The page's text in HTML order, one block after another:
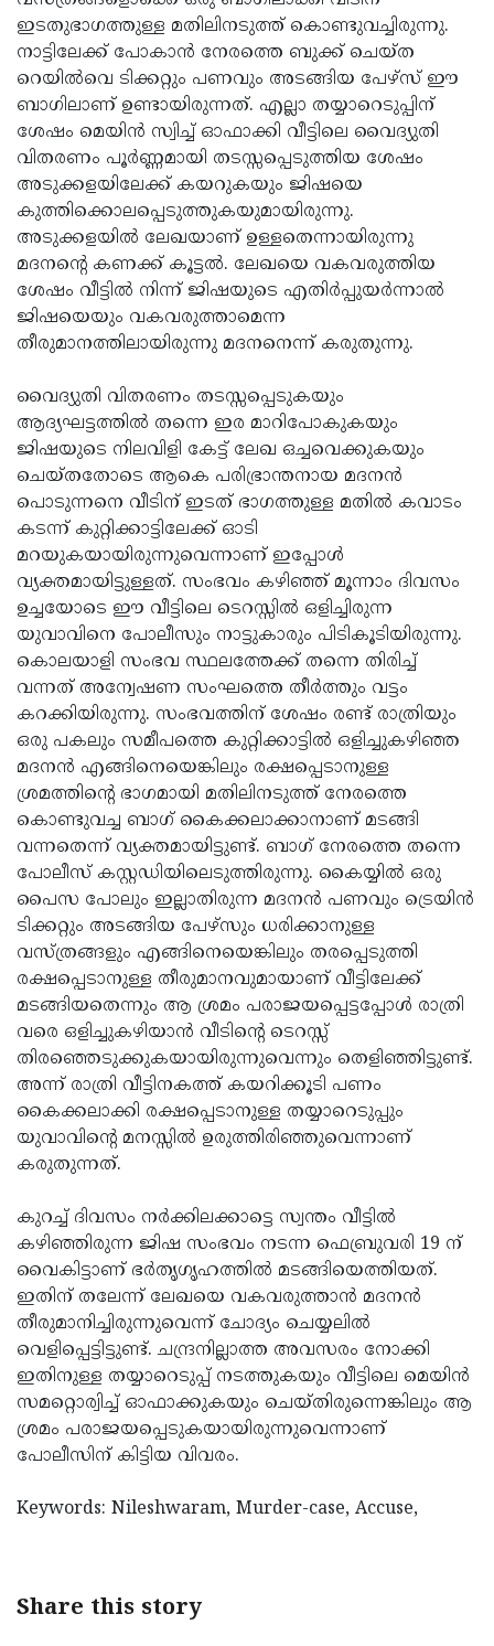
ഇടതുഭാഗത്തുള്ള മതിലിനടുത്ത് കൊണ്ടുവച്ചിരുന്നു.
നാട്ടിലേക്ക് പോകാന്‍ നേരത്തെ ബുക്ക് ചെയ്ത
റെയില്‍വെ ടിക്കറ്റും പണവും അടങ്ങിയ പേഴ്‌സ് ഈ
ബാഗിലാണ് ഉണ്ടായിരുന്നത്. എല്ലാ തയ്യാറെടുപ്പിന്
ശേഷം മെയിന്‍ സ്വിച്ച് ഓഫാക്കി വീട്ടിലെ വൈദ്യുതി
വിതരണം പൂര്‍ണ്ണമായി തടസ്സപ്പെടുത്തിയ ശേഷം
അടുക്കളയിലേക്ക് കയറുകയും ജിഷയെ
കുത്തിക്കൊലപ്പെടുത്തുകയുമായിരുന്നു.
അടുക്കളയില്‍ ലേഖയാണ് ഉള്ളതെന്നായിരുന്നു
മദനന്റെ കണക്ക് കൂട്ടല്‍. ലേഖയെ വകവരുത്തിയ
ശേഷം വീട്ടില്‍ നിന്ന് ജിഷയുടെ എതിര്‍പ്പുയര്‍ന്നാല്‍
ജിഷയെയും വകവരുത്താമെന്ന
തീരുമാനത്തിലായിരുന്നു മദനനെന്ന് കരുതുന്നു.
വൈദ്യുതി വിതരണം തടസ്സപ്പെടുകയും
ആദ്യഘട്ടത്തില്‍ തന്നെ ഇര മാറിപോകുകയും
ജിഷയുടെ നിലവിളി കേട്ട് ലേഖ ഒച്ചവെക്കുകയും
ചെയ്തതോടെ ആകെ പരിഭ്രാന്തനായ മദനന്‍
പൊടുന്നനെ വീടിന് ഇടത് ഭാഗത്തുള്ള മതില്‍ കവാടം
കടന്ന് കുറ്റിക്കാട്ടിലേക്ക് ഓടി
മറയുകയായിരുന്നുവെന്നാണ് ഇപ്പോള്‍
വ്യക്തമായിട്ടുള്ളത്. സംഭവം കഴിഞ്ഞ് മൂന്നാം ദിവസം
ഉച്ചയോടെ ഈ വീട്ടിലെ ടെറസ്സില്‍ ഒളിച്ചിരുന്ന
യുവാവിനെ പോലീസും നാട്ടുകാരും പിടികൂടിയിരുന്നു.
കൊലയാളി സംഭവ സ്ഥലത്തേക്ക് തന്നെ തിരിച്ച്
വന്നത് അന്വേഷണ സംഘത്തെ തീര്‍ത്തും വട്ടം
കറക്കിയിരുന്നു. സംഭവത്തിന് ശേഷം രണ്ട് രാത്രിയും
ഒരു പകലും സമീപത്തെ കുറ്റിക്കാട്ടില്‍ ഒളിച്ചുകഴിഞ്ഞ
മദനന്‍ എങ്ങിനെയെങ്കിലും രക്ഷപ്പെടാനുള്ള
ശ്രമത്തിന്റെ ഭാഗമായി മതിലിനടുത്ത് നേരത്തെ
കൊണ്ടുവച്ച ബാഗ് കൈക്കലാക്കാനാണ് മടങ്ങി
വന്നതെന്ന് വ്യക്തമായിട്ടുണ്ട്. ബാഗ് നേരത്തെ തന്നെ
പോലീസ് കസ്റ്റഡിയിലെടുത്തിരുന്നു. കൈയ്യില്‍ ഒരു
പൈസ പോലും ഇല്ലാതിരുന്ന മദനന്‍ പണവും ട്രെയിന്‍
ടിക്കറ്റും അടങ്ങിയ പേഴ്‌സും ധരിക്കാനുള്ള
വസ്ത്രങ്ങളും എങ്ങിനെയെങ്കിലും തരപ്പെടുത്തി
രക്ഷപ്പെടാനുള്ള തീരുമാനവുമായാണ് വീട്ടിലേക്ക്
മടങ്ങിയതെന്നും ആ ശ്രമം പരാജയപ്പെട്ടപ്പോള്‍ രാത്രി
വരെ ഒളിച്ചുകഴിയാന്‍ വീടിന്റെ ടെറസ്സ്
തിരഞ്ഞെടുക്കുകയായിരുന്നുവെന്നും തെളിഞ്ഞിട്ടുണ്ട്.
അന്ന് രാത്രി വീട്ടിനകത്ത് കയറിക്കൂടി പണം
കൈക്കലാക്കി രക്ഷപ്പെടാനുള്ള തയ്യാറെടുപ്പും
യുവാവിന്റെ മനസ്സില്‍ ഉരുത്തിരിഞ്ഞുവെന്നാണ്
കരുതുന്നത്.
കുറച്ച് ദിവസം നര്‍ക്കിലക്കാട്ടെ സ്വന്തം വീട്ടില്‍
കഴിഞ്ഞിരുന്ന ജിഷ സംഭവം നടന്ന ഫെബ്രുവരി 19 ന്
വൈകിട്ടാണ് ഭര്‍തൃഗൃഹത്തില്‍ മടങ്ങിയെത്തിയത്.
ഇതിന് തലേന്ന് ലേഖയെ വകവരുത്താന്‍ മദനന്‍
തീരുമാനിച്ചിരുന്നുവെന്ന് ചോദ്യം ചെയ്യലില്‍
വെളിപ്പെട്ടിട്ടുണ്ട്. ചന്ദ്രനില്ലാത്ത അവസരം നോക്കി
ഇതിനുള്ള തയ്യാറെടുപ്പ് നടത്തുകയും വീട്ടിലെ മെയിന്‍
സമറ്റൊര്വിച്ച് ഓഫാക്കുകയും ചെയ്തിരുന്നെങ്കിലും ആ
ശ്രമം പരാജയപ്പെടുകയായിരുന്നുവെന്നാണ്
പോലീസിന് കിട്ടിയ വിവരം.
Keywords: Nileshwaram, Murder-case, Accuse,
Share this story